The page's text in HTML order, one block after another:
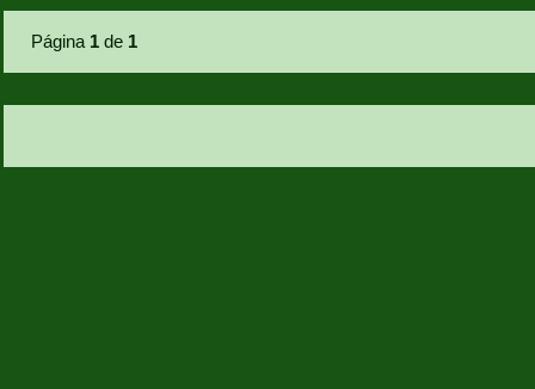
Página 1 de 1